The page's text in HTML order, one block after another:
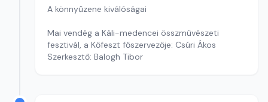
A könnyűzene kiválóságai
Mai vendég a Káli-medencei összművészeti
fesztivál, a Kőfeszt főszervezője: Csúri Ákos
Szerkesztő: Balogh Tibor